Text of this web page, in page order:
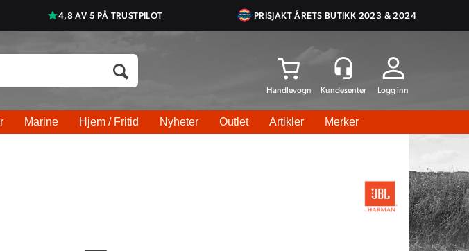
4,8 AV 5 PÅ TRUSTPILOT PRISJAKT ÅRETS BUTIKK 2023 & 2024
Logg inn
Marine Hjem / Fritid Nyheter Outlet Artikler Merker